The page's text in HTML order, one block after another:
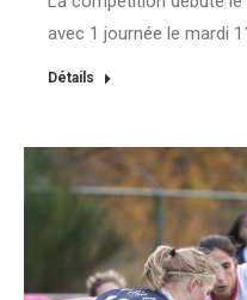
avec 1 journée le mardi
Détails